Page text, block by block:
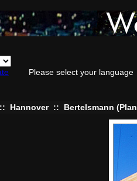
Please select your language
:: Hannover :: Bertelsmann